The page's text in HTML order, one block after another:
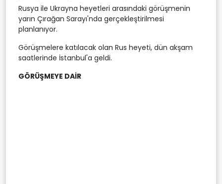
Rusya ile Ukrayna heyetleri arasındaki görüşmenin
yarın Çırağan Sarayı'nda gerçekleştirilmesi
planlanıyor.
Görüşmelere katılacak olan Rus heyeti, dün akşam
saatlerinde İstanbul'a geldi.
GÖRÜŞMEYE DAİR